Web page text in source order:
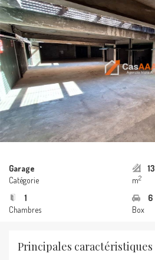
Garage
Catégorie
13
m2
1
Chambres
6
Box
Principales caractéristiques